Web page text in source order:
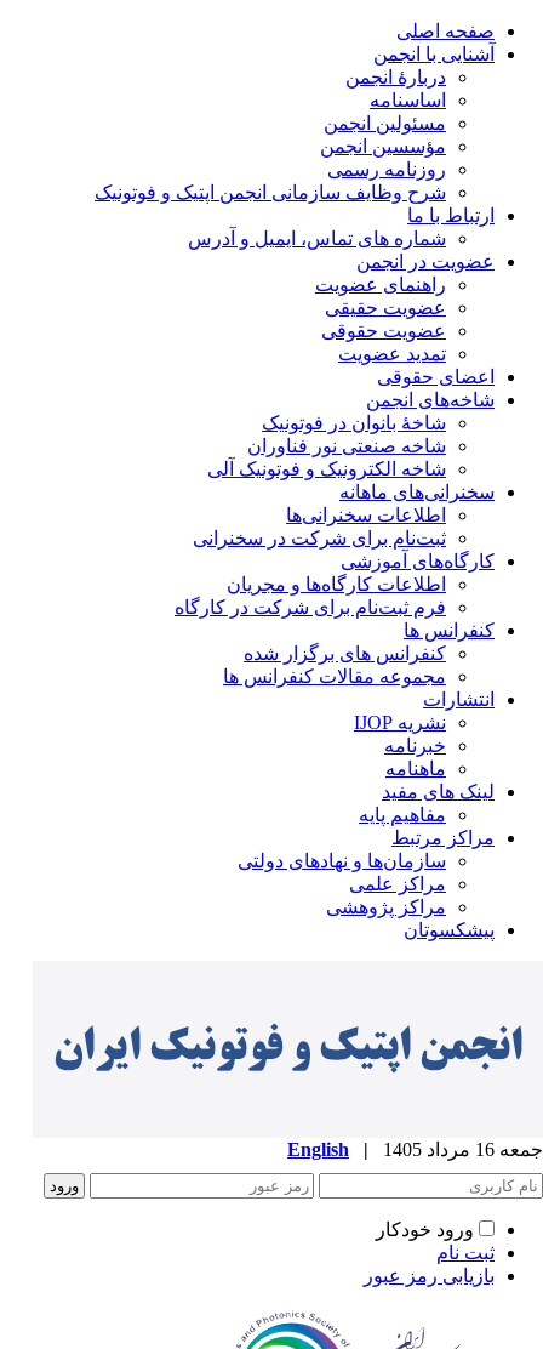
صفحه اصلی
آشنایی با انجمن
دربارۀ انجمن
اساسنامه
مسئولین انجمن
مؤسسین انجمن
روزنامه رسمی
شرح وظایف سازمانی انجمن اپتیک و فوتونیک
ارتباط با ما
شماره های تماس، ایمیل و آدرس
عضویت در انجمن
راهنمای عضویت
عضویت حقیقی
عضویت حقوقی
تمدید عضویت
اعضای حقوقی
شاخه‌های انجمن
شاخۀ بانوان در فوتونیک
شاخه صنعتی نور فناوران
شاخه‌ الکترونیک و فوتونیک آلی
سخنرانی‌های ماهانه
اطلاعات سخنرانی‌‌ها
ثبت‌نام برای شرکت در سخنرانی
کارگاه‌های آموزشی
اطلاعات کارگاه‌ها و مجریان
فرم ثبت‌نام برای شرکت در کارگاه
کنفرانس ها
کنفرانس های برگزار شده
مجموعه مقالات کنفرانس ها
انتشارات
نشریه IJOP
خبرنامه
ماهنامه
لینک های مفید
مفاهیم پایه
مراکز مرتبط
سازمان‌ها و نهادهای دولتی
مراکز علمی
مراکز پژوهشی
پیشکسوتان
مرداد 1405 |
English
ورود خودکار
ثبت نام
بازیابی رمز عبور